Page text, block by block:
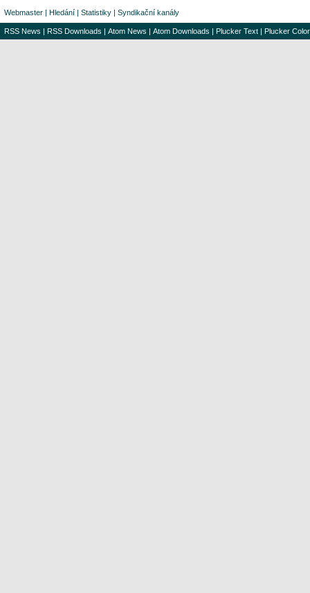
Webmaster | Hledání | Statistiky | Syndikační kanály
RSS News | RSS Downloads | Atom News | Atom Downloads | Plucker Text | Plucker Color